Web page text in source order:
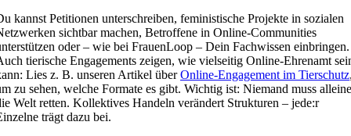
kannst Petitionen unterschreiben, feministische Projekte in sozialen
sichtbar machen, Betroffene in Online-Communities
oder – wie bei FrauenLoop – Dein Fachwissen einbringen.
tierische Engagements zeigen, wie vielseitig Online-Ehrenamt
Lies z. B. unseren Artikel überOnline-Engagement im Tierschutz
zu sehen, welche Formate es gibt. Wichtig ist: Niemand muss alleine
Welt retten. Kollektives Handeln verändert Strukturen – jede:r
trägt dazu bei.